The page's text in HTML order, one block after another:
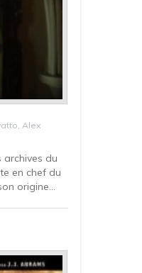
Alex
archives du
en chef du
origine...